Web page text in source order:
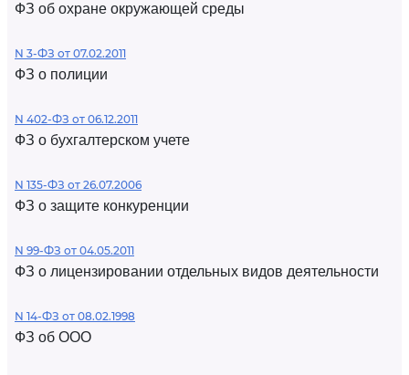
ФЗ об охране окружающей среды
N 3-ФЗ от 07.02.2011
ФЗ о полиции
N 402-ФЗ от 06.12.2011
ФЗ о бухгалтерском учете
N 135-ФЗ от 26.07.2006
ФЗ о защите конкуренции
N 99-ФЗ от 04.05.2011
ФЗ о лицензировании отдельных видов деятельности
N 14-ФЗ от 08.02.1998
ФЗ об ООО